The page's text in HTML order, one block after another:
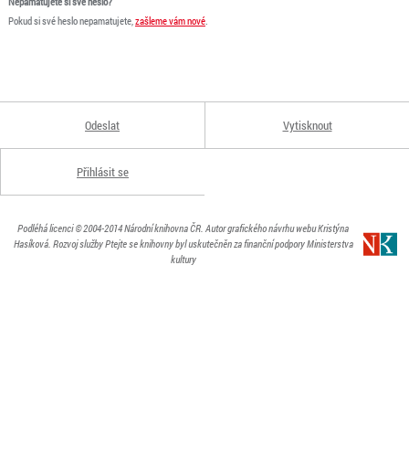
Pokud si své heslo nepamatujete,zašleme vám nové.
Odeslat Vytisknout
Přihlásit se
Podléhá licenci© 2004-2014Národní knihovna ČR. Autor grafického návrhu webu Kristýna
Hasíková. Rozvoj služby Ptejte se knihovny byl uskutečněn za finanční podpory Ministerstva
kultury